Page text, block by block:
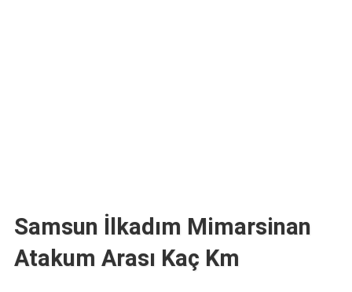
Samsun İlkadım Mimarsinan
Atakum Arası Kaç Km